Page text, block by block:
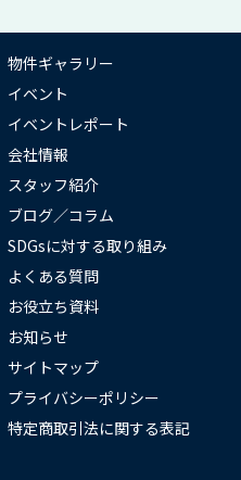
物件ギャラリー
イベント
イベントレポート
会社情報
スタッフ紹介
ブログ／コラム
SDGsに対する取り組み
よくある質問
お役立ち資料
お知らせ
サイトマップ
プライバシーポリシー
特定商取引法に関する表記